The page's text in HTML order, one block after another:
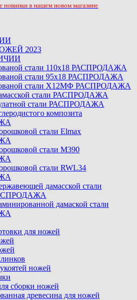
новинки в нашем новом магазине
2023
стали 110х18 РАСПРОДАЖА
стали 95х18 РАСПРОДАЖА
стали Х12МФ РАСПРОДАЖА
стали РАСПРОДАЖА
стали РАСПРОДАЖА
композита
стали Elmax
стали M390
стали RWL34
дамасской стали
дамаской стали
для ножей
ножей
сборки ножей
древесина для ножей